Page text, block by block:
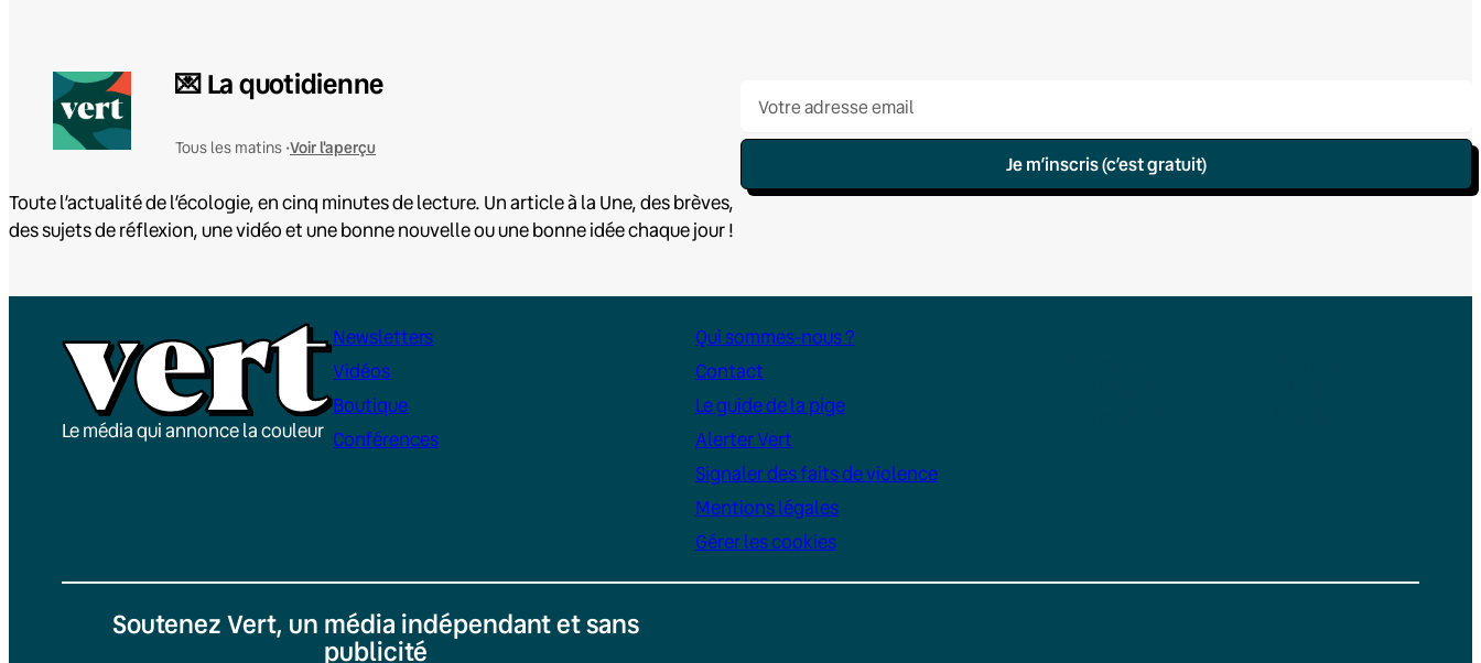
💌 La quotidienne
Tous les matins •Voir l'aperçu
Toute l’actualité de l’écologie, en cinq minutes de lecture. Un article à la Une, des brèves,
des sujets de réflexion, une vidéo et une bonne nouvelle ou une bonne idée chaque jour !
Je m’inscris (c’est gratuit)
Le média qui annonce la couleur
Newsletters
Vidéos
Boutique
Conférences
Qui sommes-nous ?
Contact
Le guide de la pige
Alerter Vert
Signaler des faits de violence
Mentions légales
Gérer les cookies
Soutenez Vert, un média indépendant et sans
publicité